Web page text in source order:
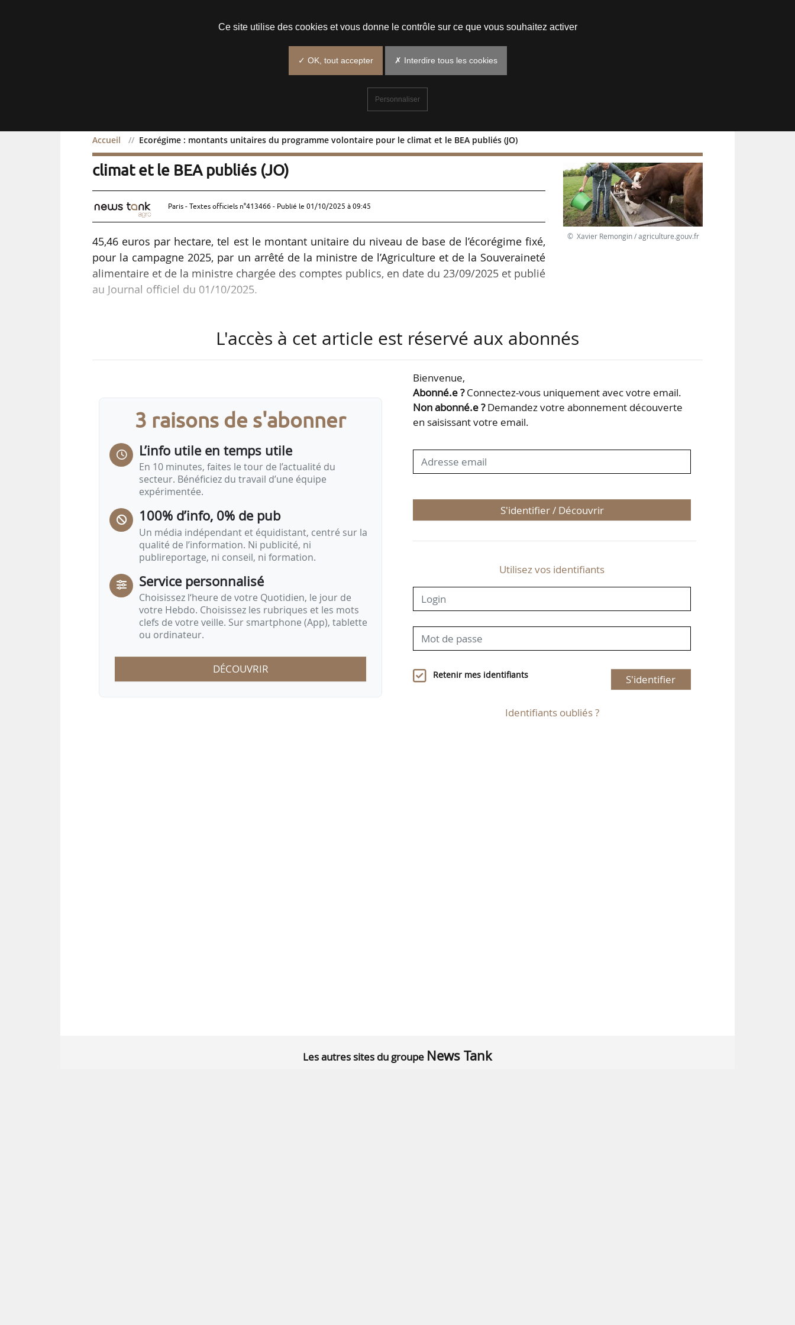
Accueil Ecorégime : montants unitaires du programme volontaire pour le climat et le BEA publiés (JO)
Ecorégime : montants unitaires du programme volontaire pour le
climat et le BEA publiés (JO)
Paris - Textes officiels n°413466 - Publié le 01/10/2025 à 09:45
45,46 euros par hectare, tel est le montant unitaire du niveau de base de l’écorégime fixé,
pour la campagne 2025, par un arrêté de la ministre de l’Agriculture et de la Souveraineté
alimentaire et de la ministre chargée des comptes publics, en date du 23/09/2025 et publié
au Journal officiel du 01/10/2025.
Tous les montants unitaires cités sont identiques à ceux publiés initialement au JO pour la
campagne 2024, le 01/10/2024.
Le montant unitaire du bonus haies de l’écorégime est fixé à 20 euros par hectare, contre
7 euros par hectare pour la campagne 2024.
© Xavier Remongin / agriculture.gouv.fr
L'accès à cet article est réservé aux abonnés
3 raisons de s'abonner
L’info utile en temps utile
En 10 minutes, faites le tour de l’actualité du
secteur. Bénéficiez du travail d’une équipe
expérimentée.
100% d’info, 0% de pub
Un média indépendant et équidistant, centré sur la
qualité de l’information. Ni publicité, ni
publireportage, ni conseil, ni formation.
Service personnalisé
Choisissez l‘heure de votre Quotidien, le jour de
votre Hebdo. Choisissez les rubriques et les mots
clefs de votre veille. Sur smartphone (App), tablette
ou ordinateur.
DÉCOUVRIR
Bienvenue,
Abonné.e ?Connectez-vous uniquement avec votre email.
Non abonné.e ?Demandez votre abonnement découverte
en saisissant votre email.
S'identifier / Découvrir
Utilisez vos identifiants
Retenir mes identifiants S'identifier
Identifiants oubliés ?
Les autres sites du groupe News Tank
Ce site utilise des cookies et vous donne le contrôle sur ce que vous souhaitez activer
✓ OK, tout accepter ✗ Interdire tous les cookies
Personnaliser